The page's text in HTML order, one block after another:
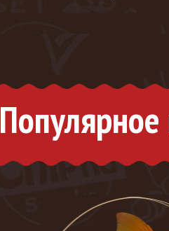
Популярное